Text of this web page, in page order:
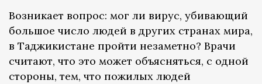
Возникает вопрос: мог ли вирус, убивающий
большое число людей в других странах мира,
в Таджикистане пройти незаметно? Врачи
считают, что это может объясняться, с одной
стороны, тем, что пожилых людей